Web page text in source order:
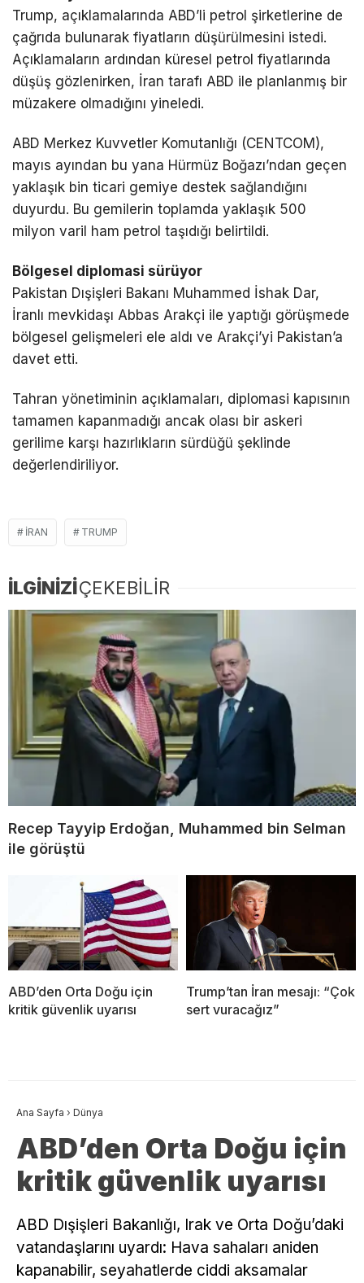
Trump, açıklamalarında ABD’li petrol şirketlerine de
çağrıda bulunarak fiyatların düşürülmesini istedi.
Açıklamaların ardından küresel petrol fiyatlarında
düşüş gözlenirken, İran tarafı ABD ile planlanmış bir
müzakere olmadığını yineledi.
ABD Merkez Kuvvetler Komutanlığı (CENTCOM),
mayıs ayından bu yana Hürmüz Boğazı’ndan geçen
yaklaşık bin ticari gemiye destek sağlandığını
duyurdu. Bu gemilerin toplamda yaklaşık 500
milyon varil ham petrol taşıdığı belirtildi.
Bölgesel diplomasi sürüyor
Pakistan Dışişleri Bakanı Muhammed İshak Dar,
İranlı mevkidaşı Abbas Arakçi ile yaptığı görüşmede
bölgesel gelişmeleri ele aldı ve Arakçi’yi Pakistan’a
davet etti.
Tahran yönetiminin açıklamaları, diplomasi kapısının
tamamen kapanmadığı ancak olası bir askeri
gerilime karşı hazırlıkların sürdüğü şeklinde
değerlendiriliyor.
İRAN TRUMP
İLGİNİZİÇEKEBİLİR
Recep Tayyip Erdoğan, Muhammed bin Selman
ile görüştü
ABD’den Orta Doğu için
kritik güvenlik uyarısı
Trump’tan İran mesajı: “Çok
sert vuracağız”
Ana Sayfa › Dünya
ABD’den Orta Doğu için
kritik güvenlik uyarısı
ABD Dışişleri Bakanlığı, Irak ve Orta Doğu’daki
vatandaşlarını uyardı: Hava sahaları aniden
kapanabilir, seyahatlerde ciddi aksamalar